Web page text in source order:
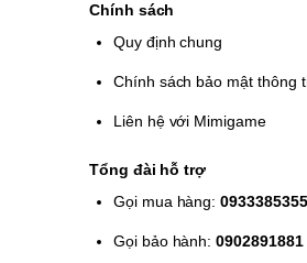
Chính sách
Quy định chung
Chính sách bảo mật thông
Liên hệ với Mimigame
Tổng đài hỗ trợ
Gọi mua hàng:0933385355
Gọi bảo hành:0902891881